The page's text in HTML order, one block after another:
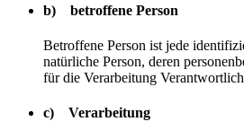
b) betroffene Person
Betroffene Person ist jede
natürliche Person, deren
für die Verarbeitung
c) Verarbeitung